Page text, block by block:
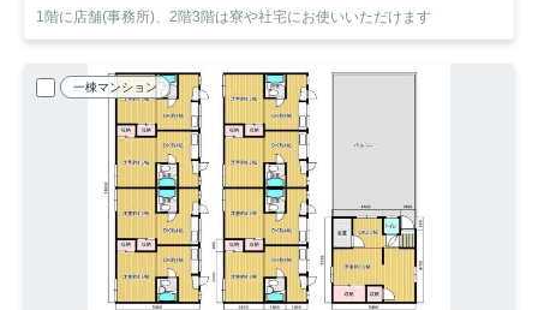
1階に店舗(事務所)、2階3階は寮や社宅にお使いいただけます
一棟マンション